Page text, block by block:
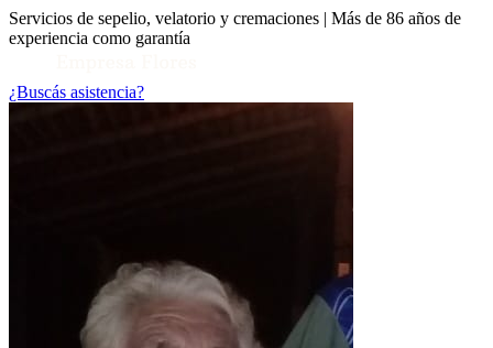
Servicios de sepelio, velatorio y cremaciones | Más de 86 años de
experiencia como garantía
Toggle Conocenos submenu
¿Buscás asistencia?